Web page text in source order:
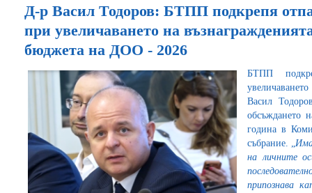
Д-р Васил Тодоров: БТПП подкрепя
при увеличаването на
бюджета на ДОО - 2026
БТПП
Васил
обсъждането
година в
събрание. „
на личните
припознава